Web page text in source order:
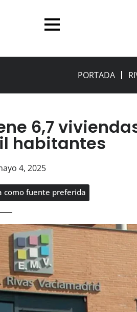
PORTADA
6,7
habitantes
4, 2025
como fuente preferida